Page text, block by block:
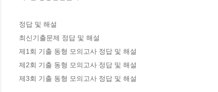
정답 및 해설
최신기출문제 정답 및 해설
제1회 기출 동형 모의고사 정답 및 해설
제2회 기출 동형 모의고사 정답 및 해설
제3회 기출 동형 모의고사 정답 및 해설